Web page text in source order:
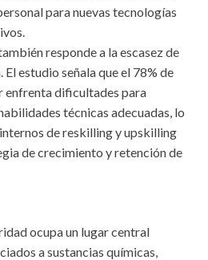
para nuevas tecnologías
responde a la escasez de
estudio señala que el 78% de
enfrenta dificultades para
técnicas adecuadas, lo
de reskilling y upskilling
de crecimiento y retención de
ocupa un lugar central
a sustancias químicas,